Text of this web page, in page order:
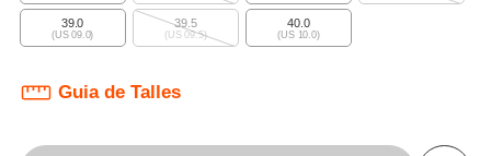
39.0
(US 09.0)
39.5
(US 09.5)
40.0
(US 10.0)
Guia de Talles